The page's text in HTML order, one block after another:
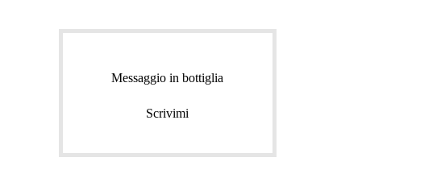
Messaggio in bottiglia
Scrivimi